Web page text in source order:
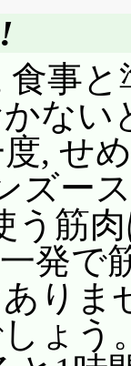
まさ
充分
いな
ど
」
も
いま
聞い
たと
食事
ない
, せ
ズー
う筋
発で
りま
ょう